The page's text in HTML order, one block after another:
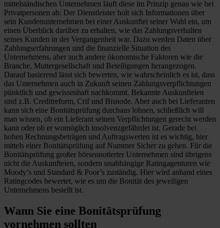
mittelständischen Unternehmen läuft diese im Prinzip genau wie bei
Privatpersonen ab: Der Dienstleister holt sich Informationen über
sein Kundenunternehmen bei einer Auskunftei seiner Wahl ein, um
einen Überblick darüber zu erhalten, wie das Zahlungsverhalten
seines Kunden in der Vergangenheit war. Dazu werden Daten über
Zahlungserfahrungen und die finanzielle Situation des
Unternehmens, aber auch andere ökonomische Faktoren wie die
Branche, Muttergesellschaft und Beteiligungen herangezogen.
Darauf basierend lässt sich bewerten, wie wahrscheinlich es ist, dass
das Unternehmen auch in Zukunft seinen Zahlungsverpflichtungen
pünktlich und gewissenhaft nachkommt. Bekannte Auskunfteien
sind z.B. Creditreform, Crif und Bisnode. Aber auch bei Lieferanten
kann sich eine Bonitätsprüfung durchaus lohnen, schließlich will
man wissen, ob ein Lieferant seinen Verpflichtungen gerecht werden
kann oder ob er womöglich insolvenzgefährdet ist. Gerade bei
hohen Rechnungsbeträgen und Auftragswerten ist es wichtig, hier
mittels einer Bonitätsprüfung auf Nummer Sicher zu gehen. Für die
Bonitätsprüfung großer börsennotierter Unternehmen sind übrigens
nicht die Auskunfteien, sondern unabhängige Ratingagenturen wie
Moody’s und Standard & Poor’s zuständig. Hier wird anhand eines
Ratingcodes bewertet, wie es um die Bonität des jeweiligen
Unternehmens bestellt ist.
Wann Sie eine Bonitätsprüfung
vornehmen sollten